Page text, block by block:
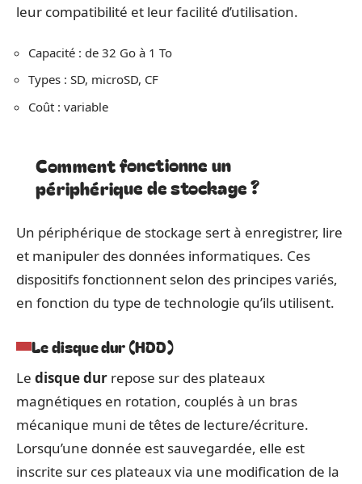
leur compatibilité et leur facilité d’utilisation.
Capacité : de 32 Go à 1 To
Types : SD, microSD, CF
Coût : variable
Comment fonctionne un
périphérique de stockage ?
Un périphérique de stockage sert à enregistrer, lire
et manipuler des données informatiques. Ces
dispositifs fonctionnent selon des principes variés,
en fonction du type de technologie qu’ils utilisent.
Le disque dur (HDD)
Le disque dur repose sur des plateaux
magnétiques en rotation, couplés à un bras
mécanique muni de têtes de lecture/écriture.
Lorsqu’une donnée est sauvegardée, elle est
inscrite sur ces plateaux via une modification de la